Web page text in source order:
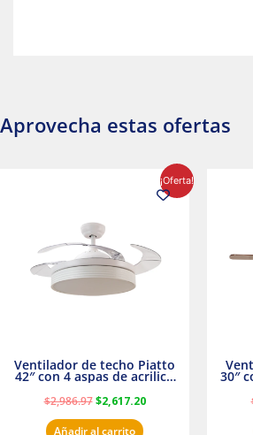
Aprovecha estas ofertas
¡Oferta!
Ventilador de techo Piatto
42″ con 4 aspas de acrilico
transparente
$2,986.97
$2,986.97.
$2,617.20
precio
actual
Añadir al carrito
30″